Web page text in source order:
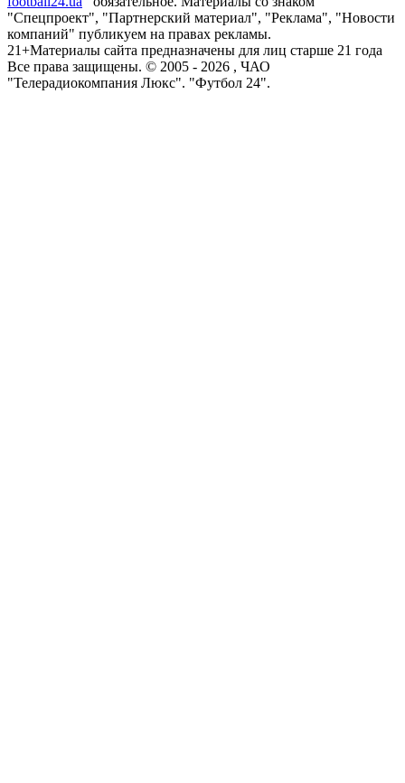
"Спецпроект", "Партнерский материал", "Реклама", "Новости
компаний" публикуем на правах рекламы.
21+Материалы сайта предназначены для лиц старше 21 года
Все права защищены. © 2005 - 2026 , ЧАО
"Телерадиокомпания Люкс". "Футбол 24".